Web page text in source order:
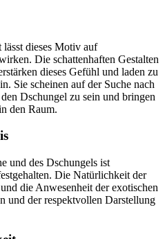
dieses Motiv auf
Die schattenhaften Gestalten
dieses Gefühl und laden zu
Sie scheinen auf der Suche nach
Dschungel zu sein und bringen
den Raum.
und des Dschungels ist
Die Natürlichkeit der
die Anwesenheit der exotischen
und der respektvollen Darstellung